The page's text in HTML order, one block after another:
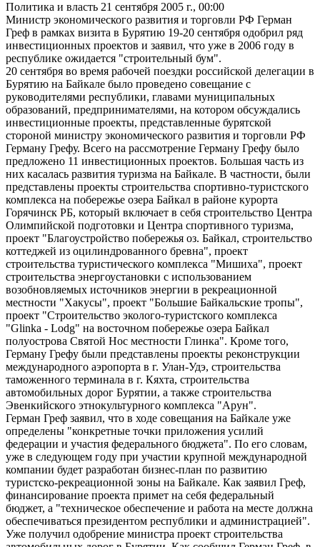
Политика и власть 21 сентября 2005 г., 00:00
Министр экономического развития и торговли РФ Герман
Греф в рамках визита в Бурятию 19-20 сентября одобрил ряд
инвестиционных проектов и заявил, что уже в 2006 году в
республике ожидается "строительный бум".
20 сентября во время рабочей поездки российской делегации в
Бурятию на Байкале было проведено совещание с
руководителями республики, главами муниципальных
образований, предпринимателями, на котором обсуждались
инвестиционные проекты, представленные бурятской
стороной министру экономического развития и торговли РФ
Герману Грефу. Всего на рассмотрение Герману Грефу было
предложено 11 инвестиционных проектов. Большая часть из
них касалась развития туризма на Байкале. В частности, были
представлены проекты строительства спортивно-туристского
комплекса на побережье озера Байкал в районе курорта
Горячинск РБ, который включает в себя строительство Центра
Олимпийской подготовки и Центра спортивного туризма,
проект "Благоустройство побережья оз. Байкал, строительство
коттеджей из оцилиндрованного бревна", проект
строительства туристического комплекса "Мишиха", проект
строительства энергоустановки с использованием
возобновляемых источников энергии в рекреационной
местности "Хакусы", проект "Большие Байкальские тропы",
проект "Строительство эколого-туристского комплекса
"Glinka - Lodg" на восточном побережье озера Байкал
полуострова Святой Нос местности Глинка". Кроме того,
Герману Грефу были представлены проекты реконструкции
международного аэропорта в г. Улан-Удэ, строительства
таможенного терминала в г. Кяхта, строительства
автомобильных дорог Бурятии, а также строительства
Эвенкийского этнокультурного комплекса "Арун".
Герман Греф заявил, что в ходе совещания на Байкале уже
определены "конкретные точки приложения усилий
федерации и участия федерального бюджета". По его словам,
уже в следующем году при участии крупной международной
компании будет разработан бизнес-план по развитию
туристско-рекреационной зоны на Байкале. Как заявил Греф,
финансирование проекта примет на себя федеральный
бюджет, а "техническое обеспечение и работа на месте должна
обеспечиваться президентом республики и администрацией".
Уже получил одобрение министра проект строительства